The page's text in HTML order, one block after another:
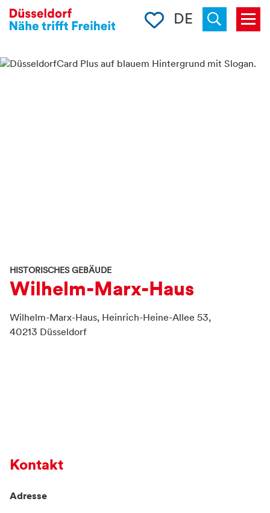
Menü
Merkliste
DE
HISTORISCHES GEBÄUDE
Wilhelm-Marx-Haus
Wilhelm-Marx-Haus, Heinrich-Heine-Allee 53,
40213 Düsseldorf
Kontakt
Adresse